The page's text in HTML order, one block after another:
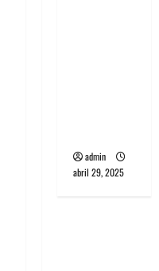
admin
abril 29, 2025